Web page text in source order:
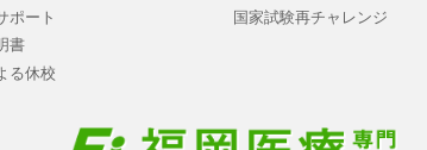
ポート
書
る休校
国家試験再チャレンジ